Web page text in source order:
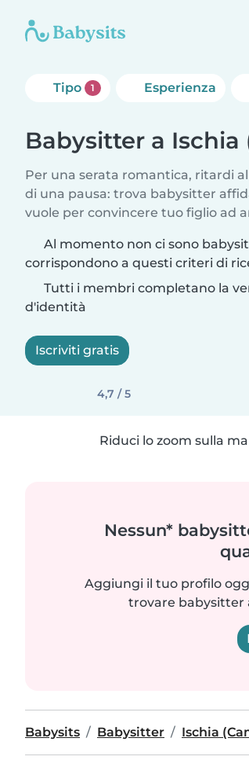
Tipo 1 Esperienza
Babysitter a Ischia
Per una serata romantica, ritardi
di una pausa: trova babysitter
vuole per convincere tuo figlio ad
Al momento non ci sono
corrispondono a questi criteri di
Tutti i membri completano la
d'identità
Iscriviti gratis
4,7 / 5
Riduci lo zoom sulla
Nessun*
Aggiungi il tuo profilo
trovare babysitter
Babysits Babysitter Ischia